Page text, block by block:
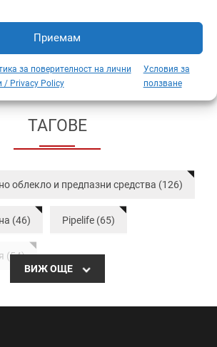
Приемам
за поверителност на лични
/ Privacy Policy
Условия за
ползване
(76.12 лв.)
ТАГОВЕ
облекло и предпазни средства (126)
(46) Pipelife (65)
(54)
ВИЖ ОЩЕ